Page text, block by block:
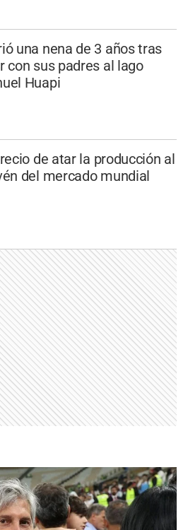
una nena de 3 años tras
con sus padres al lago
Huapi
de atar la producción al
del mercado mundial